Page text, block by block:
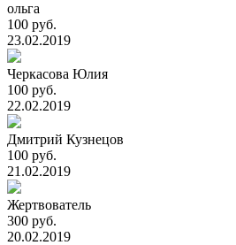
ольга
100 руб.
23.02.2019
Черкасова Юлия
100 руб.
22.02.2019
Дмитрий Кузнецов
100 руб.
21.02.2019
Жертвователь
300 руб.
20.02.2019